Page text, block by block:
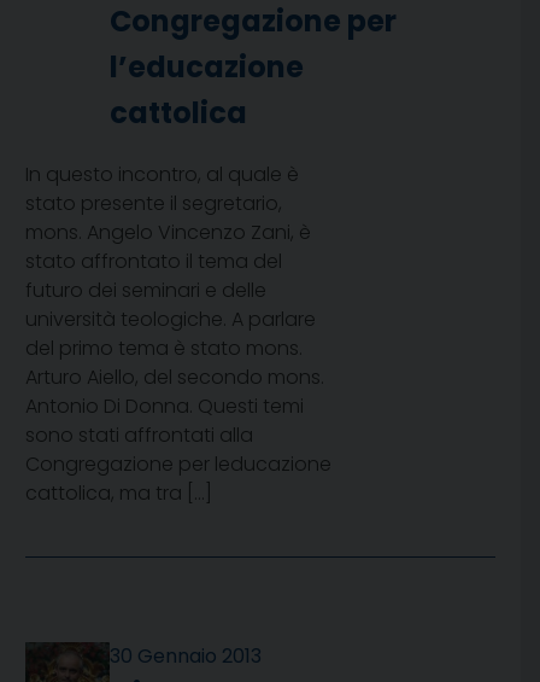
Congregazione per
l’educazione
cattolica
In questo incontro, al quale è
stato presente il segretario,
mons. Angelo Vincenzo Zani, è
stato affrontato il tema del
futuro dei seminari e delle
università teologiche. A parlare
del primo tema è stato mons.
Arturo Aiello, del secondo mons.
Antonio Di Donna. Questi temi
sono stati affrontati alla
Congregazione per leducazione
cattolica, ma tra […]
30 Gennaio 2013